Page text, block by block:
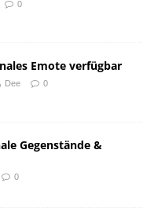
0
Emote verfügbar
Dee 0
Gegenstände &
0